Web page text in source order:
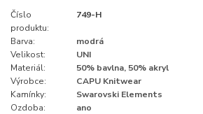
Číslo
produktu:
749-H
Barva:
modrá
Velikost:
UNI
Materiál:
50% bavlna, 50% akryl
Výrobce:
CAPU Knitwear
Kamínky:
Swarovski Elements
Ozdoba:
ano